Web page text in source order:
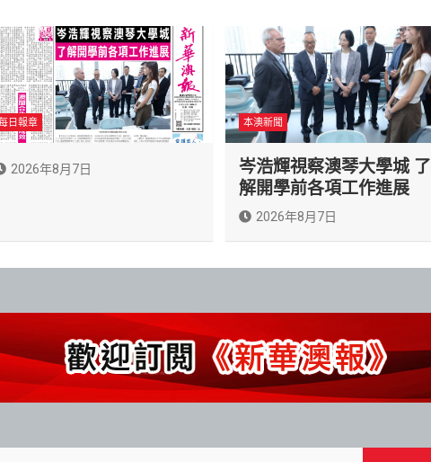
日報章
2026年8月7日
本澳新聞
岑浩輝視察澳琴大學城 了
解開學前各項工作進展
2026年8月7日